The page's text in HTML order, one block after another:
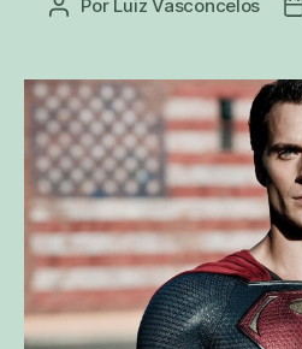
Autor
Por Luiz Vasconcelos